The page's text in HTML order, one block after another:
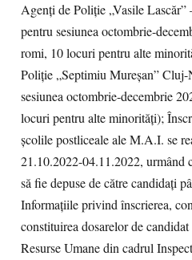
Agenţi de Poliţie „Vasile
pentru sesiunea octombrie-
romi, 10 locuri pentru alte
Poliţie „Septimiu Mureşan”
sesiunea octombrie-decembrie
locuri pentru alte minorităţi);
şcolile postliceale ale M.A.I. se
21.10.2022-04.11.2022, urmând
să fie depuse de către candidați
Informaţiile privind înscrierea,
constituirea dosarelor de
Resurse Umane din cadrul